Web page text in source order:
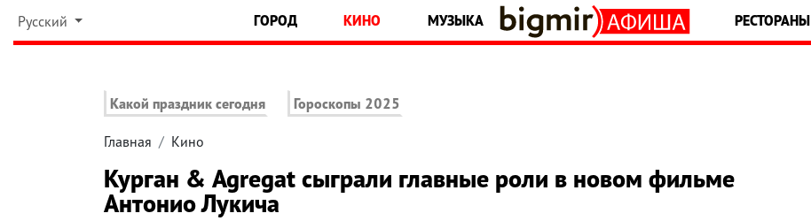
Русский ГОРОД КИНО МУЗЫКА РЕСТОРАНЫ
Какой праздник сегодня Гороскопы 2025
Главная Кино
Курган & Agregat сыграли главные роли в новом фильме
Антонио Лукича